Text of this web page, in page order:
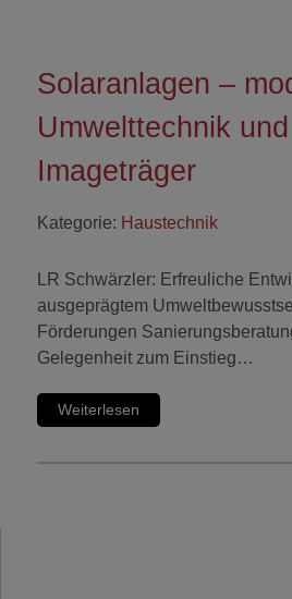
Solaranlagen –
Umwelttechnik und
Imageträger
Kategorie: Haustechnik
LR Schwärzler: Erfreuliche
ausgeprägtem
Förderungen
Gelegenheit zum Einstieg…
Weiterlesen